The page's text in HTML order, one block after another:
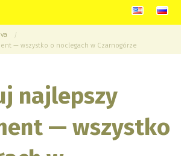
— wszystko o noclegach w Czarnogórze
najlepszy
— wszystko